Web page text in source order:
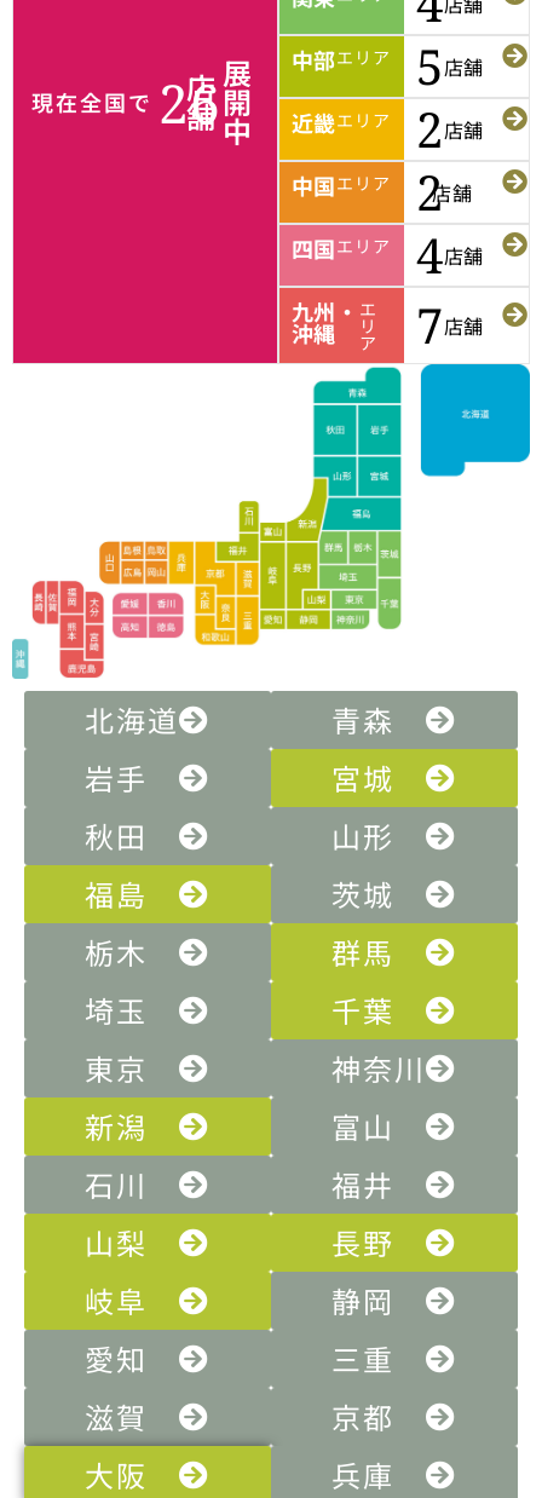
現在全国で 26
店
舗
展
開
中
中部エリア 5店舗
近畿エリア 2店舗
中国エリア 2店舗
四国エリア 4店舗
九州・
沖縄
エ
リ
ア 7店舗
北海道
青森
岩手
宮城
秋田
山形
福島
茨城
栃木
群馬
埼玉
千葉
東京
神奈川
新潟
富山
石川
福井
山梨
長野
岐阜
静岡
愛知
三重
滋賀
京都
大阪
兵庫